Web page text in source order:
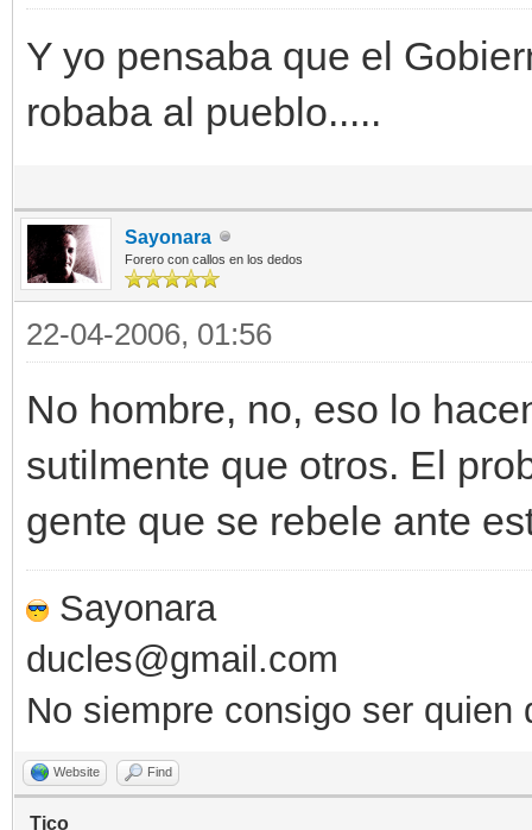
Y yo pensaba que el
robaba al pueblo.....
Sayonara
Forero con callos en los dedos
22-04-2006, 01:56
No hombre, no, eso lo
sutilmente que otros. El
gente que se rebele ante
Sayonara
ducles@gmail.com
No siempre consigo ser quien
Website Find
Tico